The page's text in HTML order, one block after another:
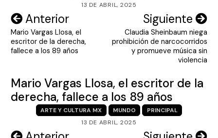
13 DE ABRIL, 2025
Navegación
de
entradas
Anterior
Mario Vargas Llosa, el
escritor de la derecha,
fallece a los 89 años
Siguiente
Claudia Sheinbaum niega
prohibición de narcocorridos
y promueve música sin
violencia
Mario Vargas Llosa, el escritor de la
derecha, fallece a los 89 años
ARTE Y CULTURA MX MUNDO
PRINCIPAL
13 DE ABRIL, 2025